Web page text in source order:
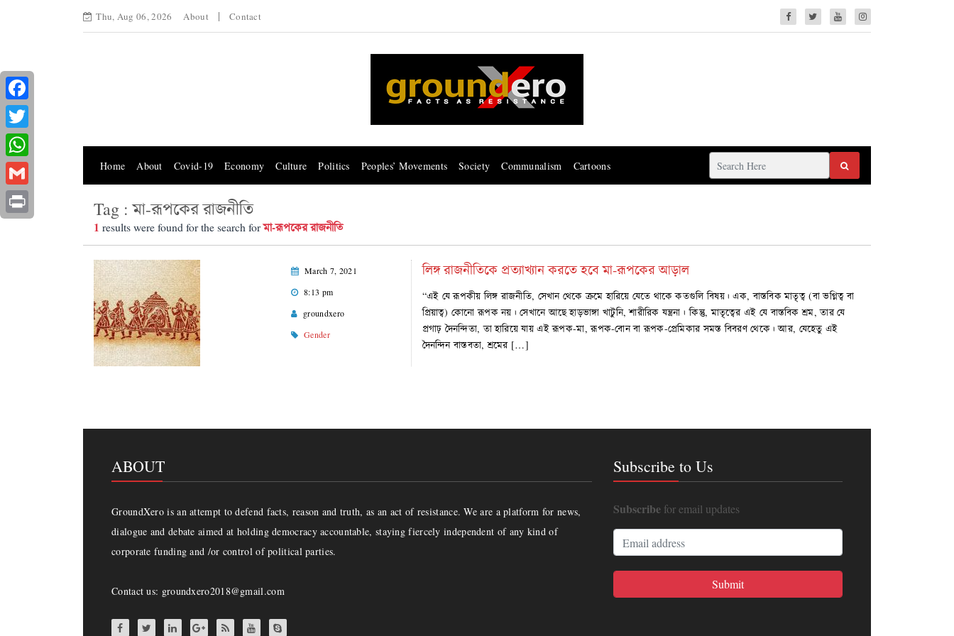
Thu, Aug 06, 2026 About Contact
Home About Covid-19 Economy Culture Politics Peoples’ Movements Society Communalism Cartoons
Tag : মা-রূপকের রাজনীতি
1 results were found for the search forমা-রূপকের রাজনীতি
March 7, 2021
8:13 pm
groundxero
Gender
লিঙ্গ রাজনীতিকে প্রত্যাখ্যান করতে হবে মা-রূপকের আড়াল
“এই যে রূপকীয় লিঙ্গ রাজনীতি, সেখান থেকে ক্রমে হারিয়ে যেতে থাকে কতগুলি বিষয়। এক, বাস্তবিক মাতৃত্ব (বা ভগ্নিত্ব বা
প্রিয়াত্ব) কোনো রূপক নয়। সেখানে আছে হাড়ভাঙ্গা খাটুনি, শারীরিক যন্ত্রনা। কিন্তু, মাতৃত্বের এই যে বাস্তবিক শ্রম, তার যে
প্রগাঢ় দৈনন্দিতা, তা হারিয়ে যায় এই রূপক-মা, রূপক-বোন বা রূপক-প্রেমিকার সমস্ত বিবরণ থেকে। আর, যেহেতু এই
দৈনন্দিন বাস্তবতা, শ্রমের […]
ABOUT
GroundXero is an attempt to defend facts, reason and truth, as an act of resistance. We are a platform for news,
dialogue and debate aimed at holding democracy accountable, staying fiercely independent of any kind of
corporate funding and /or control of political parties.
Contact us: groundxero2018@gmail.com
Subscribe to Us
Subscribefor email updates
Facebook
Twitter
WhatsApp
Gmail